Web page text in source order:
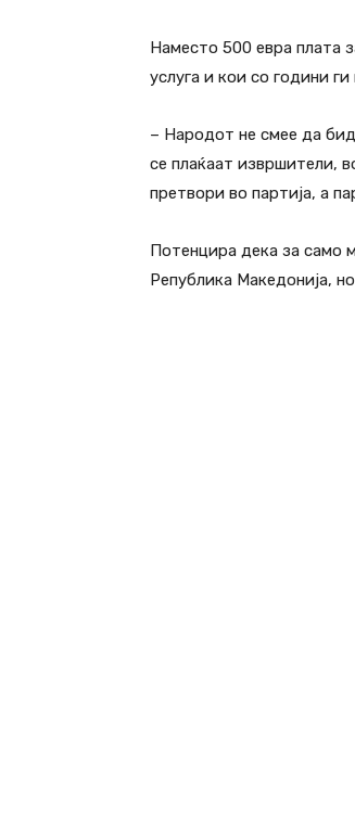
Наместо 500 евра плата
услуга и кои со години
– Народот не смее да
се плаќаат извршители,
претвори во партија, а
Потенцира дека за само
Република Македонија,